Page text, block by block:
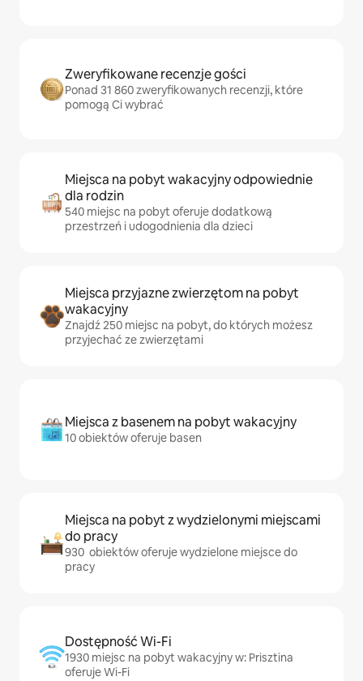
Zweryfikowane recenzje gości
Ponad 31 860 zweryfikowanych recenzji, które
pomogą Ci wybrać
Miejsca na pobyt wakacyjny odpowiednie
dla rodzin
540 miejsc na pobyt oferuje dodatkową
przestrzeń i udogodnienia dla dzieci
Miejsca przyjazne zwierzętom na pobyt
wakacyjny
Znajdź 250 miejsc na pobyt, do których możesz
przyjechać ze zwierzętami
Miejsca z basenem na pobyt wakacyjny
10 obiektów oferuje basen
Miejsca na pobyt z wydzielonymi miejscami
do pracy
930 obiektów oferuje wydzielone miejsce do
pracy
Dostępność Wi-Fi
1930 miejsc na pobyt wakacyjny w: Prisztina
oferuje Wi-Fi